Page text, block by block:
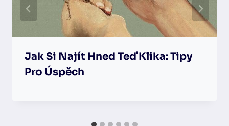
Jak Si Najít Hned Teď Klika: Tipy
Pro Úspěch